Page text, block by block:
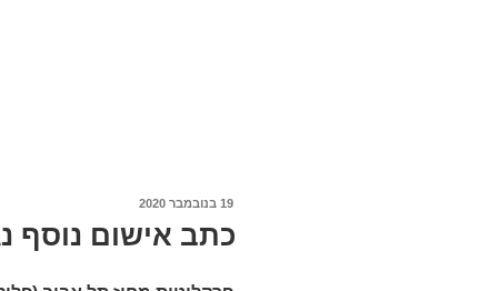
פורסם
19 בנובמבר 2020
כתב אישום נוסף